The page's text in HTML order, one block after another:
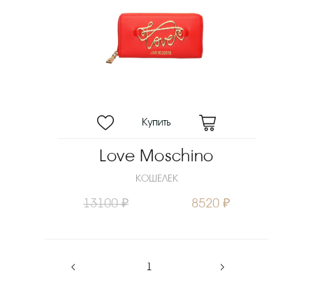
Love Moschino
КОШЕЛЕК
13100 ₽ 8520 ₽
‹ 1 ›